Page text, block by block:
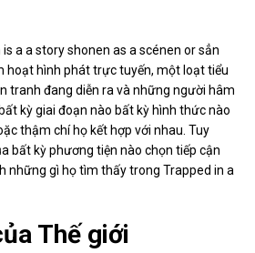
a a story shonen as a scénen or sẳn
hoạt hình phát trực tuyến, một loạt tiểu
tranh đang diễn ra và những người hâm
kỳ giai đoạn nào bất kỳ hình thức nào
thậm chí họ kết hợp với nhau. Tuy
bất kỳ phương tiện nào chọn tiếp cận
những gì họ tìm thấy trong Trapped in a
Thế giới